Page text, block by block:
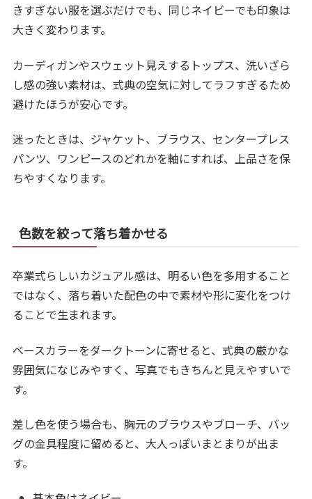
きすぎない服を選ぶだけでも、同じネイビーでも印象は
大きく変わります。
カーディガンやスウェット見えするトップス、洗いざら
し感の強い素材は、式典の空気に対してラフすぎるため
避けたほうが安心です。
迷ったときは、ジャケット、ブラウス、センタープレス
パンツ、ワンピースのどれかを軸にすれば、上品さを保
ちやすくなります。
色数を絞って落ち着かせる
卒業式らしいカジュアル感は、明るい色を多用すること
ではなく、落ち着いた配色の中で素材や形に変化をつけ
ることで生まれます。
ベースカラーをダークトーンに寄せると、式典の厳かな
雰囲気になじみやすく、写真でもきちんと見えやすいで
す。
差し色を使う場合も、胸元のブラウスやブローチ、バッ
グの金具程度に留めると、大人っぽいまとまりが出ま
す。